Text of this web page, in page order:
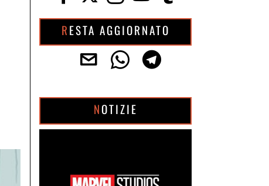
RESTA AGGIORNATO
NOTIZIE